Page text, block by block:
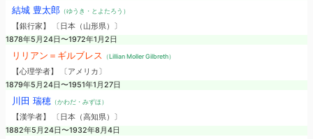
結城 豊太郎（ゆうき・とよたろう）
【銀行家】 〔日本（山形県）〕
1878年5月24日〜1972年1月2日
リリアン＝ギルブレス （Lillian Moller Gilbreth）
【心理学者】 〔アメリカ〕
1879年5月24日〜1951年1月27日
川田 瑞穂 （かわだ・みずほ）
【漢学者】 〔日本（高知県）〕
1882年5月24日〜1932年8月4日